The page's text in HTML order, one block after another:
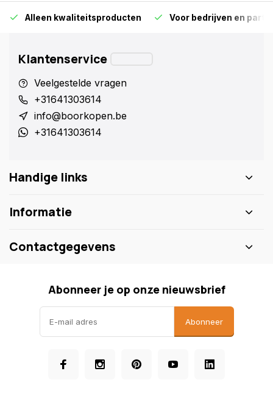
Alleen kwaliteitsproducten Voor bedrijven en
Klantenservice
Veelgestelde vragen
+31641303614
info@boorkopen.be
+31641303614
Handige links
Informatie
Contactgegevens
Abonneer je op onze nieuwsbrief
Abonneer